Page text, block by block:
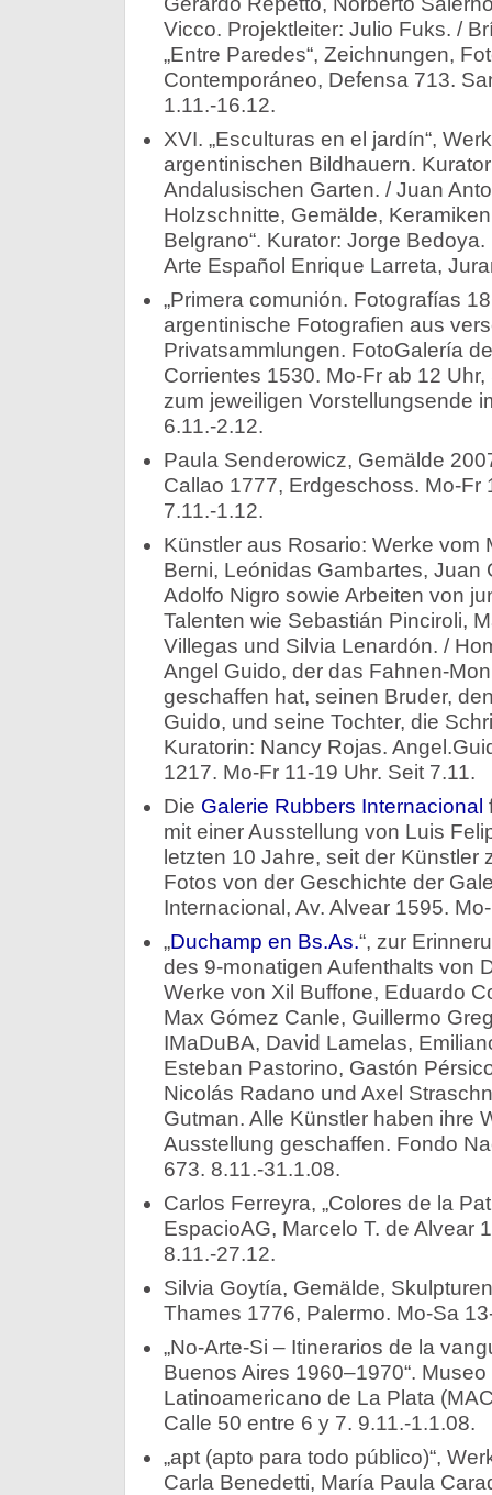
Vicco. Projektleiter: Julio Fuks. /
„Entre Paredes“, Zeichnungen,
Contemporáneo, Defensa 713.
1.11.-16.12.
XVI. „Esculturas en el jardín“,
argentinischen Bildhauern.
Andalusischen Garten. / Juan
Holzschnitte, Gemälde,
Belgrano“. Kurator: Jorge
Arte Español Enrique Larreta,
„Primera comunión. Fotografías
argentinische Fotografien aus
Privatsammlungen. FotoGalería
Corrientes 1530. Mo-Fr ab 12
zum jeweiligen Vorstellungsende
6.11.-2.12.
Paula Senderowicz, Gemälde
Callao 1777, Erdgeschoss. Mo-Fr
7.11.-1.12.
Künstler aus Rosario: Werke vom
Berni, Leónidas Gambartes, Juan
Adolfo Nigro sowie Arbeiten von
Talenten wie Sebastián Pinciroli,
Villegas und Silvia Lenardón. /
Angel Guido, der das Fahnen-
geschaffen hat, seinen Bruder,
Guido, und seine Tochter, die
Kuratorin: Nancy Rojas.
1217. Mo-Fr 11-19 Uhr. Seit 7.11.
Die Galerie Rubbers Internacional
mit einer Ausstellung von Luis
letzten 10 Jahre, seit der Künstler
Fotos von der Geschichte der
Internacional, Av. Alvear 1595.
„Duchamp en Bs.As.“, zur
des 9-monatigen Aufenthalts von
Werke von Xil Buffone, Eduardo
Max Gómez Canle, Guillermo
IMaDuBA, David Lamelas,
Esteban Pastorino, Gastón
Nicolás Radano und Axel
Gutman. Alle Künstler haben ihre
Ausstellung geschaffen. Fondo
673. 8.11.-31.1.08.
Carlos Ferreyra, „Colores de la
EspacioAG, Marcelo T. de Alvear
8.11.-27.12.
Silvia Goytía, Gemälde,
Thames 1776, Palermo. Mo-Sa
„No-Arte-Si – Itinerarios de la
Buenos Aires 1960–1970“.
Latinoamericano de La Plata
Calle 50 entre 6 y 7. 9.11.-1.1.08.
„apt (apto para todo público)“,
Carla Benedetti, María Paula